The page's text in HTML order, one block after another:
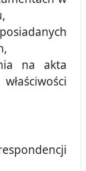
na akta